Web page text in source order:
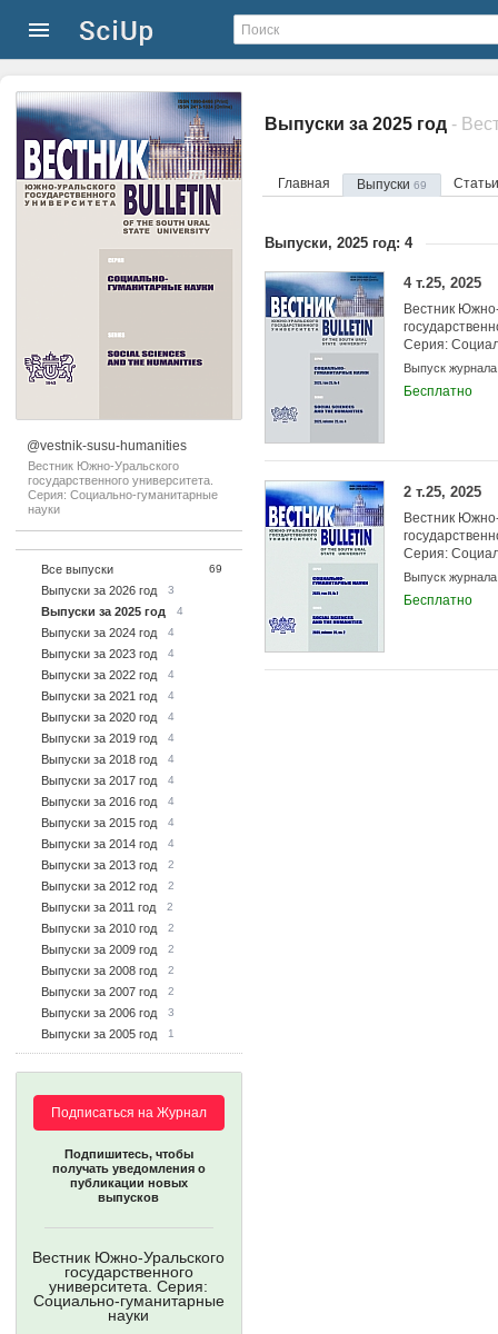
@vestnik-susu-humanities
Вестник Южно-Уральского
государственного университета.
Серия: Социально-гуманитарные
науки
Все выпуски 69
Выпуски за 2026 год 3
Выпуски за 2025 год 4
Выпуски за 2024 год 4
Выпуски за 2023 год 4
Выпуски за 2022 год 4
Выпуски за 2021 год 4
Выпуски за 2020 год 4
Выпуски за 2019 год 4
Выпуски за 2018 год 4
Выпуски за 2017 год 4
Выпуски за 2016 год 4
Выпуски за 2015 год 4
Выпуски за 2014 год 4
Выпуски за 2013 год 2
Выпуски за 2012 год 2
Выпуски за 2011 год 2
Выпуски за 2010 год 2
Выпуски за 2009 год 2
Выпуски за 2008 год 2
Выпуски за 2007 год 2
Выпуски за 2006 год 3
Выпуски за 2005 год 1
Подписаться на Журнал
Подпишитесь, чтобы
получать уведомления о
публикации новых
выпусков
Вестник Южно-Уральского
государственного
университета. Серия:
Социально-гуманитарные
науки
Выпуски за 2025 год
Главная Выпуски 69
Выпуски, 2025 год: 4
4 т.25, 2025
Вестник
Серия:
науки
Выпуск журнала
Бесплатно
2 т.25, 2025
Вестник
Серия:
науки
Выпуск журнала
Бесплатно